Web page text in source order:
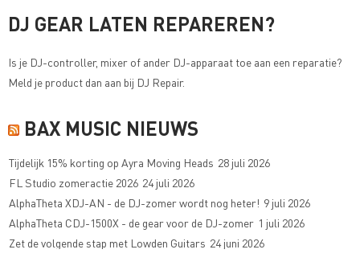
DJ GEAR LATEN REPAREREN?
Is je DJ-controller, mixer of ander DJ-apparaat toe aan een reparatie?
Meld je product dan aan bij DJ Repair.
BAX MUSIC NIEUWS
Tijdelijk 15% korting op Ayra Moving Heads 28 juli 2026
FL Studio zomeractie 2026 24 juli 2026
AlphaTheta XDJ-AN - de DJ-zomer wordt nog heter! 9 juli 2026
AlphaTheta CDJ-1500X - de gear voor de DJ-zomer 1 juli 2026
Zet de volgende stap met Lowden Guitars 24 juni 2026